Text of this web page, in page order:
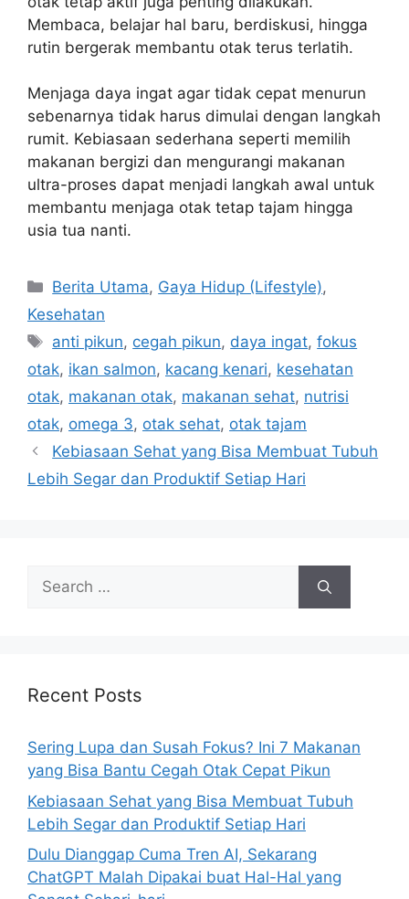
Membaca, belajar hal baru, berdiskusi, hingga
rutin bergerak membantu otak terus terlatih.
Menjaga daya ingat agar tidak cepat menurun
sebenarnya tidak harus dimulai dengan langkah
rumit. Kebiasaan sederhana seperti memilih
makanan bergizi dan mengurangi makanan
ultra-proses dapat menjadi langkah awal untuk
membantu menjaga otak tetap tajam hingga
usia tua nanti.
C
a
e
g
o
r
i
s
Berita Utama, Gaya Hidup (Lifestyle),
Kesehatan
T
a
s
anti pikun, cegah pikun, daya ingat,fokus
otak, ikan salmon, kacang kenari, kesehatan
otak, makanan otak, makanan sehat, nutrisi
otak, omega 3, otak sehat, otak tajam
Kebiasaan Sehat yang Bisa Membuat Tubuh
Lebih Segar dan Produktif Setiap Hari
h
r
:
Recent Posts
Sering Lupa dan Susah Fokus? Ini 7 Makanan
yang Bisa Bantu Cegah Otak Cepat Pikun
Kebiasaan Sehat yang Bisa Membuat Tubuh
Lebih Segar dan Produktif Setiap Hari
Dulu Dianggap Cuma Tren AI, Sekarang
ChatGPT Malah Dipakai buat Hal-Hal yang